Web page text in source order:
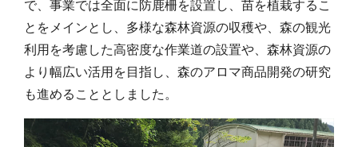
で、事業では全面に防鹿柵を設置し、苗を植栽するこ
とをメインとし、多様な森林資源の収穫や、森の観光
利用を考慮した高密度な作業道の設置や、森林資源の
より幅広い活用を目指し、森のアロマ商品開発の研究
も進めることとしました。